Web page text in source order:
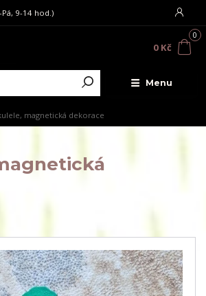
Menu
Pá, 9-14 hod.)
0
0 Kč
magnetická dekorace